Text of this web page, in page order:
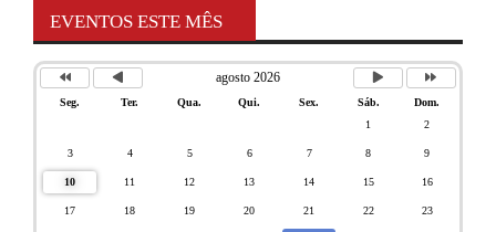
EVENTOS ESTE MÊS
agosto 2026
Seg. Ter. Qua. Qui. Sex. Sáb.
Dom.
1
2
3 4 5 6 7 8 9
10 11 12 13 14 15 16
17 18 19 20 21 22 23